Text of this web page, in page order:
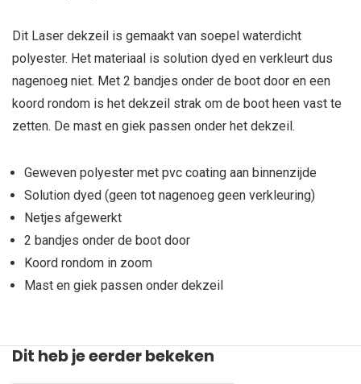
Dit Laser dekzeil is gemaakt van soepel waterdicht
polyester. Het materiaal is solution dyed en verkleurt dus
nagenoeg niet. Met 2 bandjes onder de boot door en een
koord rondom is het dekzeil strak om de boot heen vast te
zetten. De mast en giek passen onder het dekzeil.
Geweven polyester met pvc coating aan binnenzijde
Solution dyed (geen tot nagenoeg geen verkleuring)
Netjes afgewerkt
2 bandjes onder de boot door
Koord rondom in zoom
Mast en giek passen onder dekzeil
Dit heb je eerder bekeken